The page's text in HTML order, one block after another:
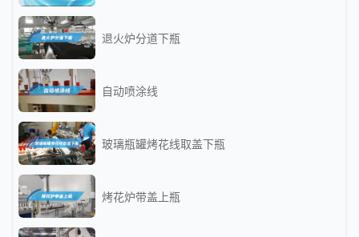
退火炉分道下瓶
自动喷涂线
玻璃瓶罐烤花线取盖下瓶
烤花炉带盖上瓶